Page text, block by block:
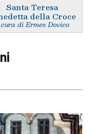
Santa Teresa
della Croce
di Ermes Dovico